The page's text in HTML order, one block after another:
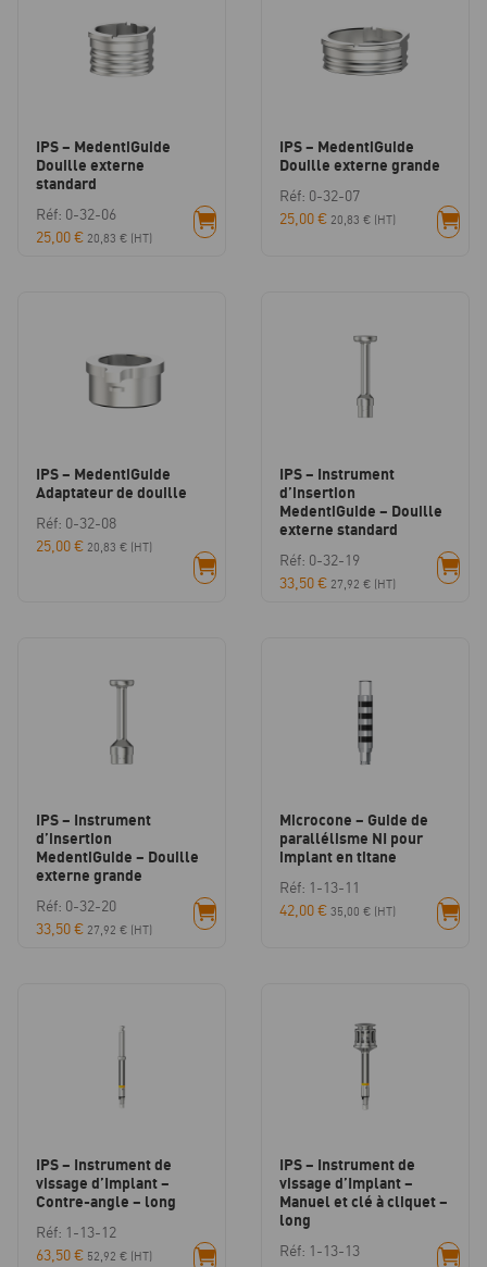
IPS – MedentiGuide
Douille externe
standard
Réf: 0-32-06
25,00€ 20,83 € (HT)
IPS – MedentiGuide
Douille externe grande
Réf: 0-32-07
25,00€ 20,83 € (HT)
IPS – MedentiGuide
Adaptateur de douille
Réf: 0-32-08
25,00€ 20,83 € (HT)
IPS – Instrument
d’insertion
MedentiGuide – Douille
externe standard
Réf: 0-32-19
33,50€ 27,92 € (HT)
IPS – Instrument
d’insertion
MedentiGuide – Douille
externe grande
Réf: 0-32-20
33,50€ 27,92 € (HT)
Microcone – Guide de
parallélisme NI pour
implant en titane
Réf: 1-13-11
42,00€ 35,00 € (HT)
IPS – Instrument de
vissage d’Implant –
Contre-angle – long
Réf: 1-13-12
63,50€ 52,92 € (HT)
IPS – Instrument de
vissage d’Implant –
Manuel et clé à cliquet –
long
Réf: 1-13-13